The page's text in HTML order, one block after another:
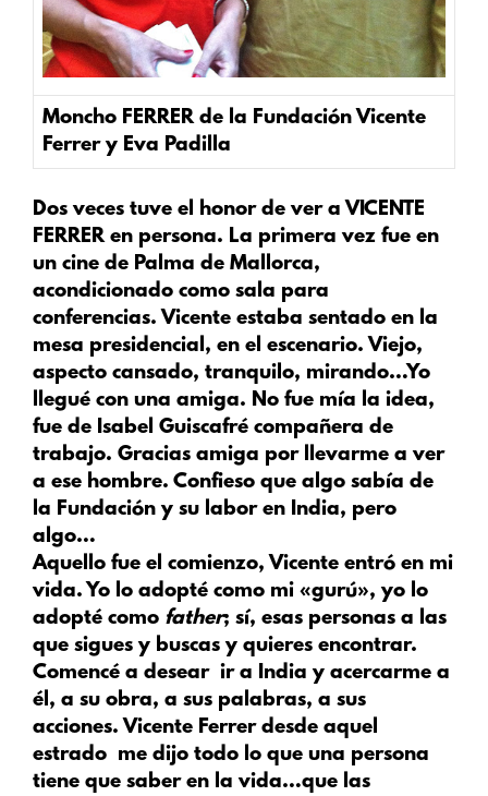
Moncho FERRER de la Fundación Vicente
Ferrer y Eva Padilla
Dos veces tuve el honor de ver a VICENTE
FERRER en persona. La primera vez fue en
un cine de Palma de Mallorca,
acondicionado como sala para
conferencias. Vicente estaba sentado en la
mesa presidencial, en el escenario. Viejo,
aspecto cansado, tranquilo, mirando…Yo
llegué con una amiga. No fue mía la idea,
fue de Isabel Guiscafré compañera de
trabajo. Gracias amiga por llevarme a ver
a ese hombre. Confieso que algo sabía de
la Fundación y su labor en India, pero
algo…
Aquello fue el comienzo, Vicente entró en mi
vida. Yo lo adopté como mi «gurú», yo lo
adopté como father; sí, esas personas a las
que sigues y buscas y quieres encontrar.
Comencé a desear ir a India y acercarme a
él, a su obra, a sus palabras, a sus
acciones. Vicente Ferrer desde aquel
estrado me dijo todo lo que una persona
tiene que saber en la vida…que las